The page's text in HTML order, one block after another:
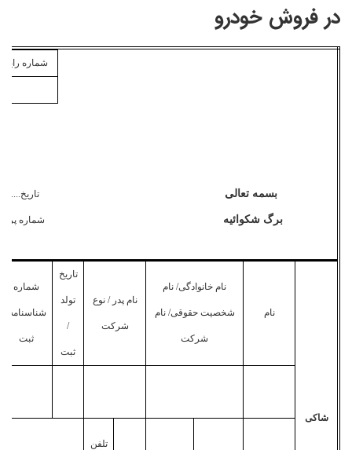
در فروش خودرو
بسمه تعالی
برگ شکوائیه
شماره رایانه
شماره
شاکی
نام
نام خانوادگی/ نام
شخصیت حقوقی/ نام
شرکت
نام پدر / نوع
شرکت
تاریخ
تولد
/
ثبت
شماره
شناسنامه/
ثبت
تلفن